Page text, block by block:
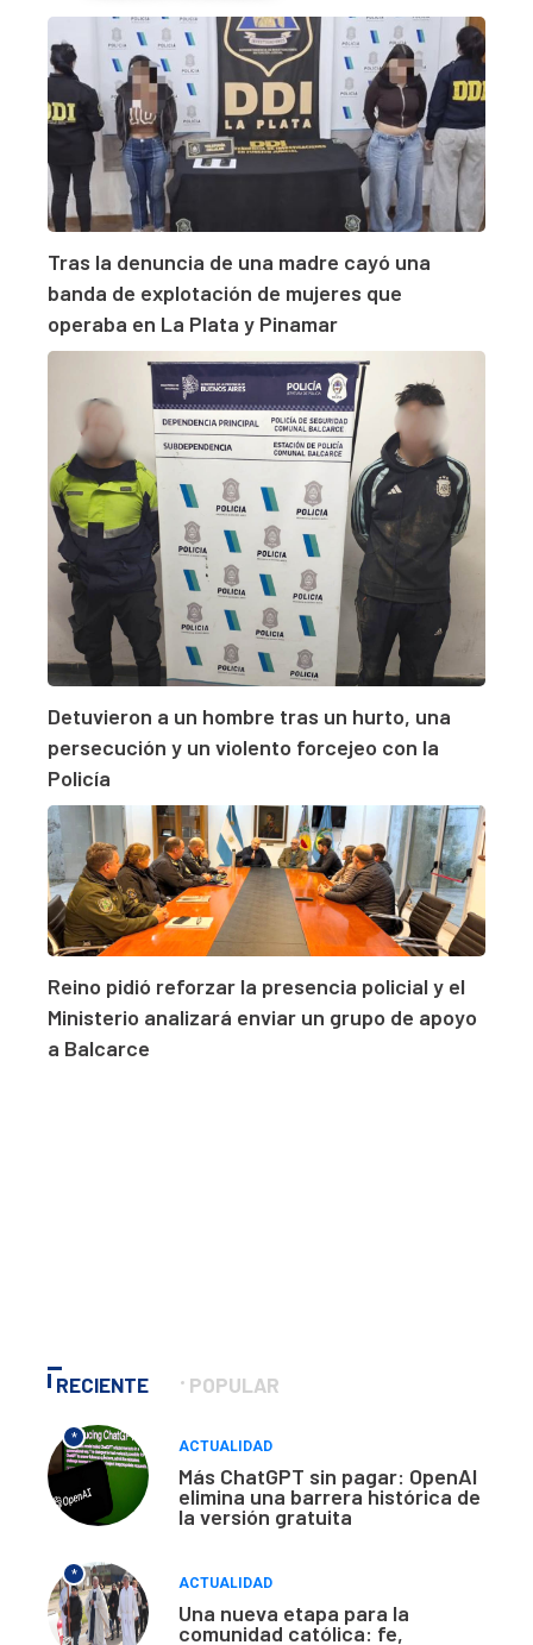
Tras la denuncia de una madre cayó una
banda de explotación de mujeres que
operaba en La Plata y Pinamar
Detuvieron a un hombre tras un hurto, una
persecución y un violento forcejeo con la
Policía
Reino pidió reforzar la presencia policial y el
Ministerio analizará enviar un grupo de apoyo
a Balcarce
RECIENTE POPULAR
*
ACTUALIDAD
Más ChatGPT sin pagar: OpenAI
elimina una barrera histórica de
la versión gratuita
*
ACTUALIDAD
Una nueva etapa para la
comunidad católica: fe,